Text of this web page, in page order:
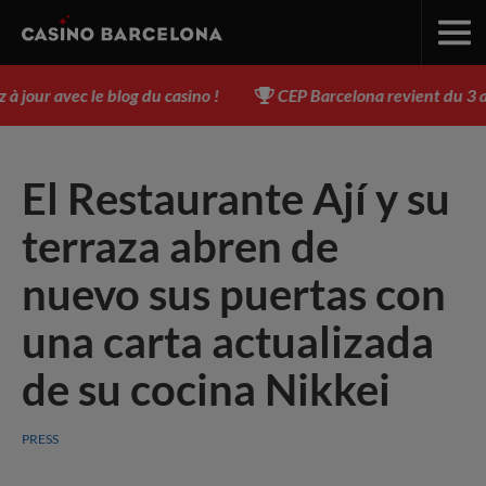
avec le blog du casino ! CEP Barcelona revient du 3 au
El Restaurante Ají y su
terraza abren de
nuevo sus puertas con
una carta actualizada
de su cocina Nikkei
PRESS